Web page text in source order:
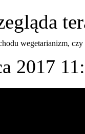
wegetarianizm, czy
2017